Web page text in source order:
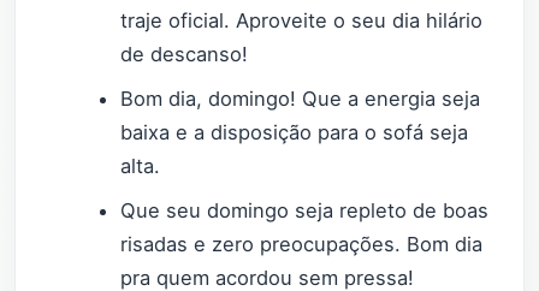
traje oficial. Aproveite o seu dia hilário
de descanso!
Bom dia, domingo! Que a energia seja
baixa e a disposição para o sofá seja
alta.
Que seu domingo seja repleto de boas
risadas e zero preocupações. Bom dia
pra quem acordou sem pressa!